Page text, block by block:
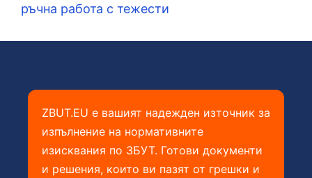
ръчна работа с тежести
ZBUT.EU е вашият надежден източник за
изпълнение на нормативните
изисквания по ЗБУТ. Готови документи
и решения, които ви пазят от грешки и